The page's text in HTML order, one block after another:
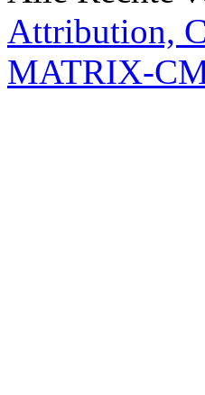
Attribution,
MATRIX-